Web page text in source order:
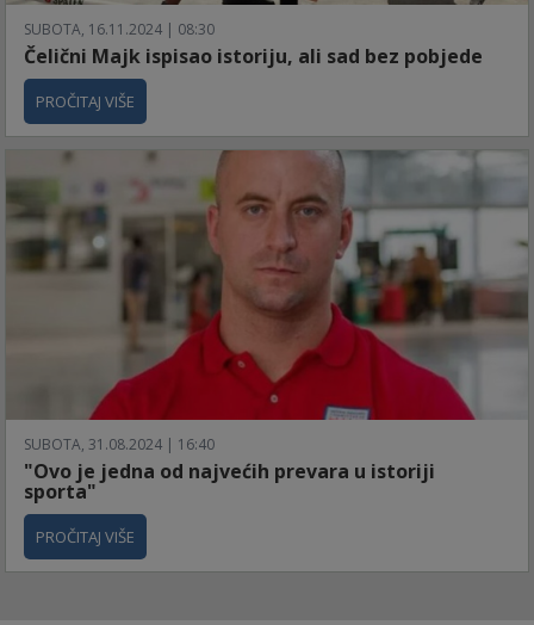
SUBOTA, 16.11.2024 | 08:30
Čelični Majk ispisao istoriju, ali sad bez pobjede
PROČITAJ VIŠE
SUBOTA, 31.08.2024 | 16:40
"Ovo je jedna od najvećih prevara u istoriji
sporta"
PROČITAJ VIŠE